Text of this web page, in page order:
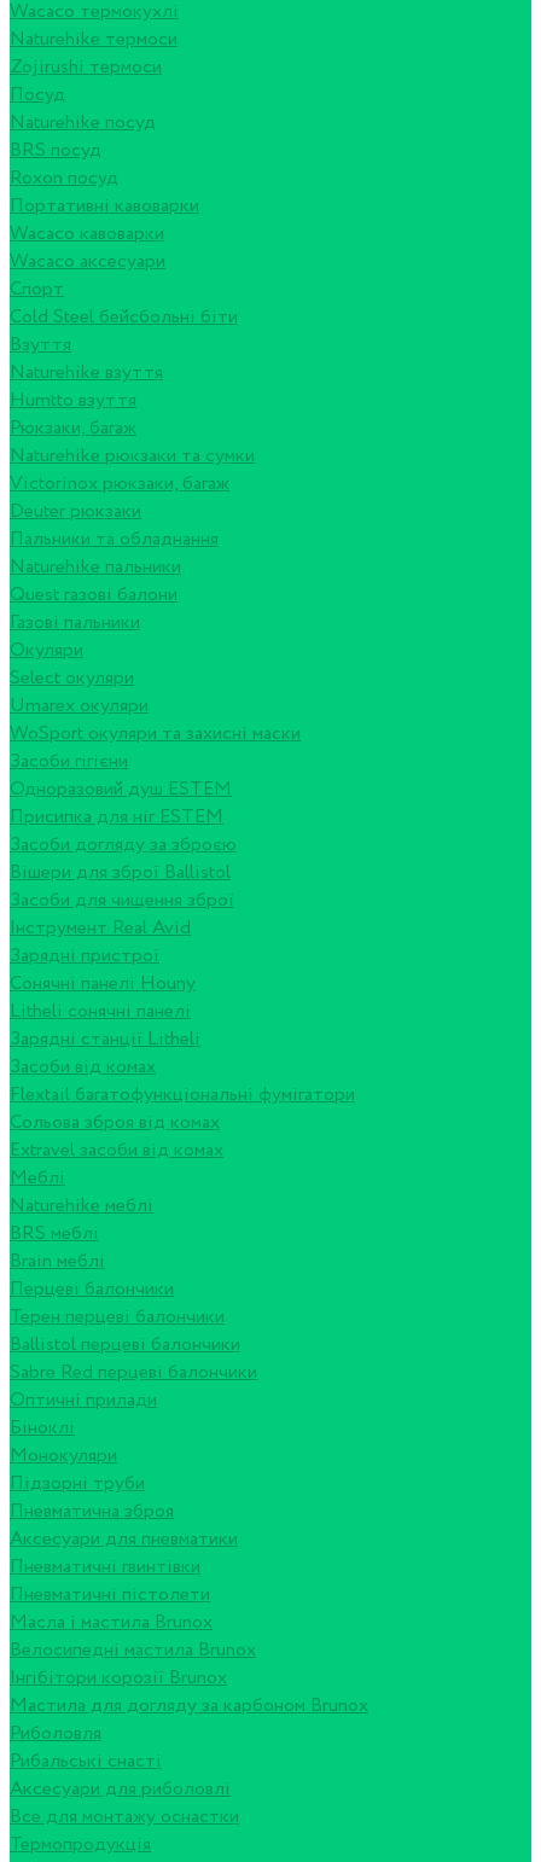
Wacaco термокухлі
Naturehike термоси
Zojirushi термоси
Посуд
Naturehike посуд
BRS посуд
Roxon посуд
Портативні кавоварки
Wacaco кавоварки
Wacaco аксесуари
Спорт
Cold Steel бейсбольні біти
Взуття
Naturehike взуття
Humtto взуття
Рюкзаки, багаж
Naturehike рюкзаки та сумки
Victorinox рюкзаки, багаж
Deuter рюкзаки
Пальники та обладнання
Naturehike пальники
Quest газові балони
Газові пальники
Окуляри
Select окуляри
Umarex окуляри
WoSport окуляри та захисні маски
Засоби гігієни
Одноразовий душ ESTEM
Присипка для ніг ESTEM
Засоби догляду за зброєю
Вішери для зброї Ballistol
Засоби для чищення зброї
Інструмент Real Avid
Зарядні пристрої
Сонячні панелі Houny
Litheli сонячні панелі
Зарядні станції Litheli
Засоби від комах
Flextail багатофункціональні фумігатори
Сольова зброя від комах
Extravel засоби від комах
Меблі
Naturehike меблі
BRS меблі
Brain меблі
Перцеві балончики
Терен перцеві балончики
Ballistol перцеві балончики
Sabre Red перцеві балончики
Оптичні прилади
Біноклі
Монокуляри
Підзорні труби
Пневматична зброя
Аксесуари для пневматики
Пневматичні гвинтівки
Пневматичні пістолети
Масла і мастила Brunox
Велосипедні мастила Brunox
Інгібітори корозії Brunox
Мастила для догляду за карбоном Brunox
Риболовля
Рибальські снасті
Аксесуари для риболовлі
Все для монтажу оснастки
Термопродукція